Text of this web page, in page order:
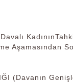
Aşamasından
(Davanın